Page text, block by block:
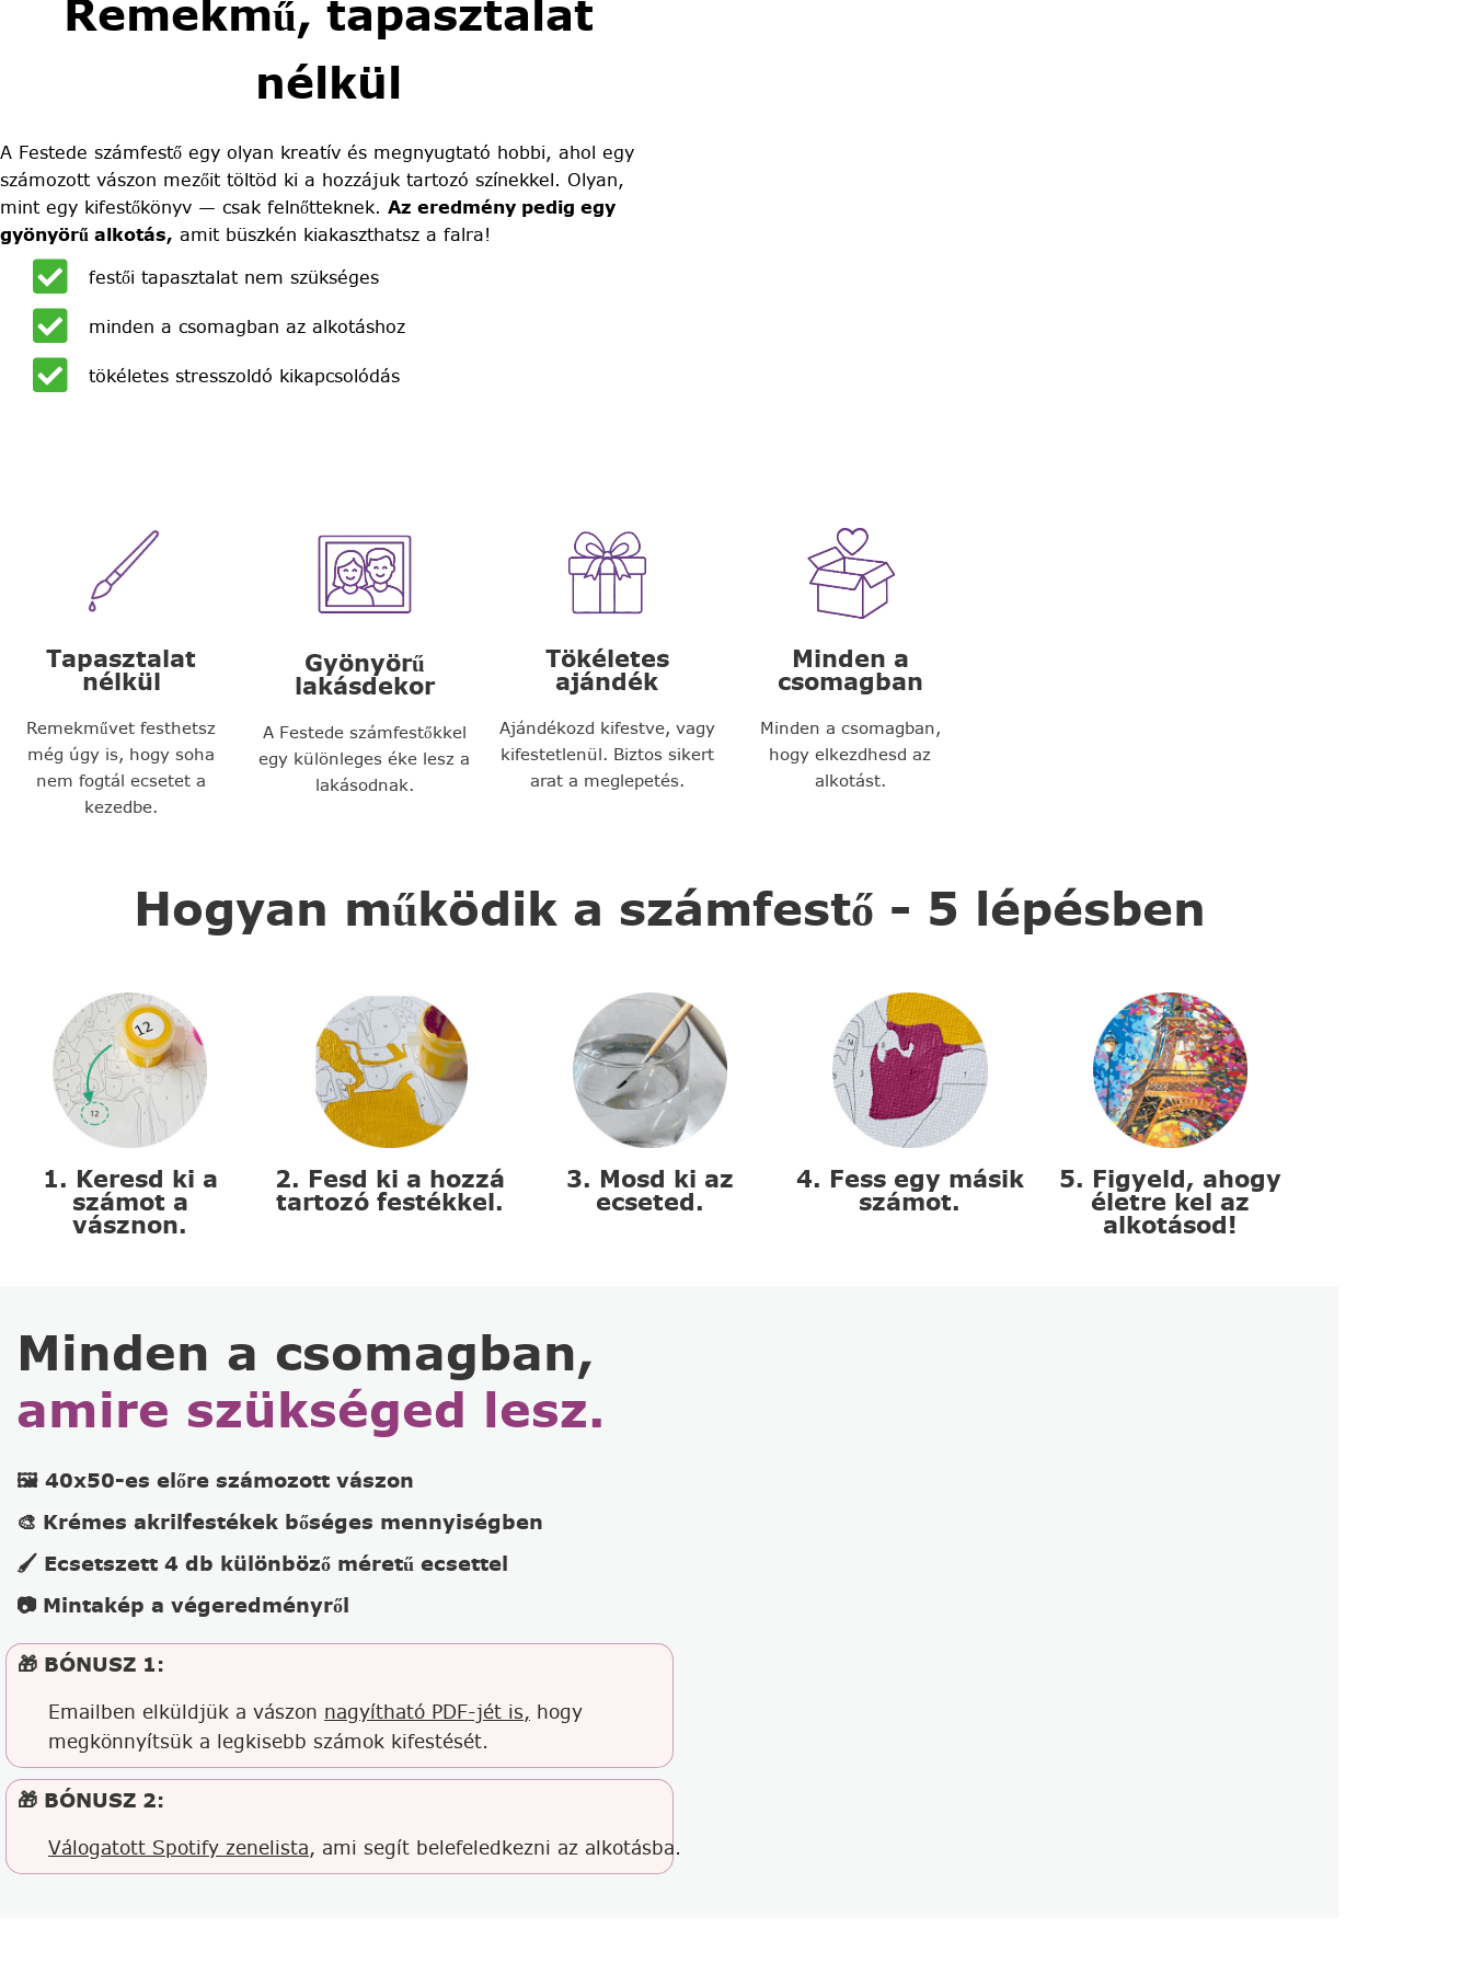
Remekmű, tapasztalat
nélkül
A Festede számfestő egy olyan kreatív és megnyugtató hobbi, ahol egy
számozott vászon mezőit töltöd ki a hozzájuk tartozó színekkel. Olyan,
mint egy kifestőkönyv — csak felnőtteknek. Az eredmény pedig egy
gyönyörű alkotás, amit büszkén kiakaszthatsz a falra!
festői tapasztalat nem szükséges
minden a csomagban az alkotáshoz
tökéletes stresszoldó kikapcsolódás
Tapasztalat
nélkül
Remekművet festhetsz
még úgy is, hogy soha
nem fogtál ecsetet a
kezedbe.
Gyönyörű
lakásdekor
A Festede számfestőkkel
egy különleges éke lesz a
lakásodnak.
Tökéletes
ajándék
Ajándékozd kifestve, vagy
kifestetlenül. Biztos sikert
arat a meglepetés.
Minden a
csomagban
Minden a csomagban,
hogy elkezdhesd az
alkotást.
Hogyan működik a számfestő - 5 lépésben
1. Keresd ki a
számot a
vásznon.
2. Fesd ki a hozzá
tartozó festékkel.
3. Mosd ki az
ecseted.
4. Fess egy másik
számot.
5. Figyeld, ahogy
életre kel az
alkotásod!
Minden a csomagban,
amire szükséged lesz.
🖼️ 40x50-es előre számozott vászon
🎨 Krémes akrilfestékek bőséges mennyiségben
🖌️ Ecsetszett 4 db különböző méretű ecsettel
📷 Mintakép a végeredményről
🎁 BÓNUSZ 1:
Emailben elküldjük a vászon nagyítható PDF-jét is, hogy
megkönnyítsük a legkisebb számok kifestését.
🎁 BÓNUSZ 2:
Válogatott Spotify zenelista, ami segít belefeledkezni az alkotásba.